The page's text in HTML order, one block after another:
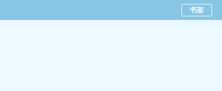
书架